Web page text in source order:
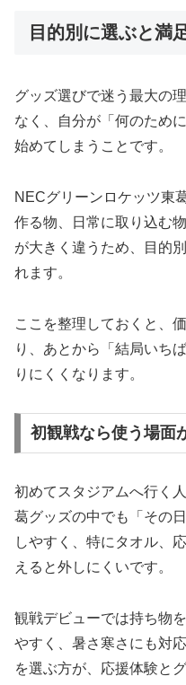
目的別に選ぶと満
グッズ選びで迷う最大の
なく、自分が「何のため
始めてしまうことです。
NECグリーンロケッツ東
作る物、日常に取り込む
が大きく違うため、目的
れます。
ここを整理しておくと、
り、あとから「結局いち
りにくくなります。
初観戦なら使う場面
初めてスタジアムへ行く
葛グッズの中でも「その
しやすく、特にタオル、
えると外しにくいです。
観戦デビューでは持ち物
やすく、暑さ寒さにも対
を選ぶ方が、応援体験と